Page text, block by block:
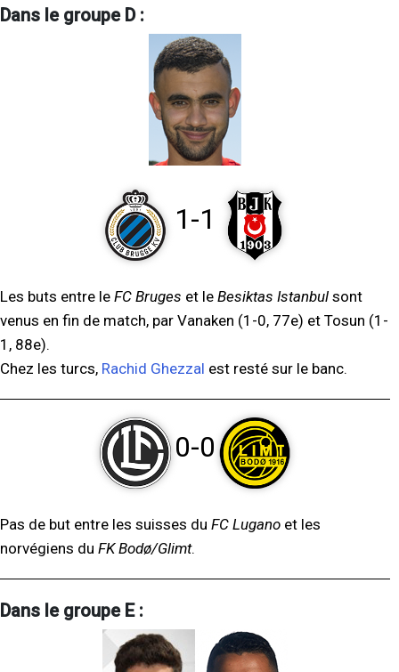
Dans le groupe D :
1-1
Les buts entre le FC Bruges et le Besiktas Istanbul sont
venus en fin de match, par Vanaken (1-0, 77e) et Tosun (1-
1, 88e).
Chez les turcs, Rachid Ghezzal est resté sur le banc.
0-0
Pas de but entre les suisses du FC Lugano et les
norvégiens du FK Bodø/Glimt.
Dans le groupe E :